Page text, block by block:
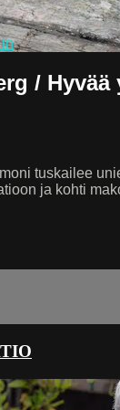
/ Hyvää
tuskailee
ja kohti